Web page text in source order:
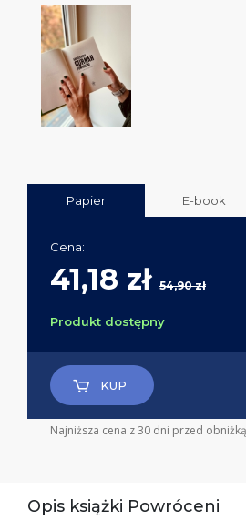
Papier E-book
Cena:
41,18 zł 54,90 zł
Produkt dostępny
KUP
Najniższa cena z 30 dni przed
Opis książki Powróceni